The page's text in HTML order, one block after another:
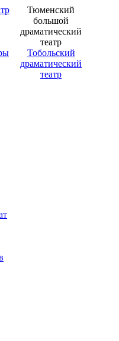
Тюменский
большой
драматический
театр
Тобольский
драматический
театр